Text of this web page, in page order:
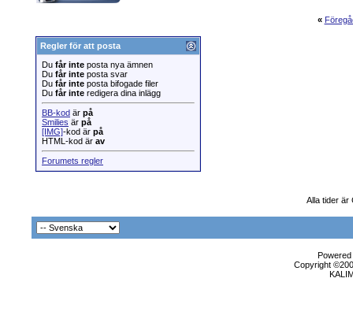
«
Regler för att posta
Du får inte posta nya ämnen
Du får inte posta svar
Du får inte posta bifogade filer
Du får inte redigera dina inlägg
BB-kod är på
Smilies är på
[IMG]-kod är på
HTML-kod är av
Forumets regler
Alla tider är
Copyright